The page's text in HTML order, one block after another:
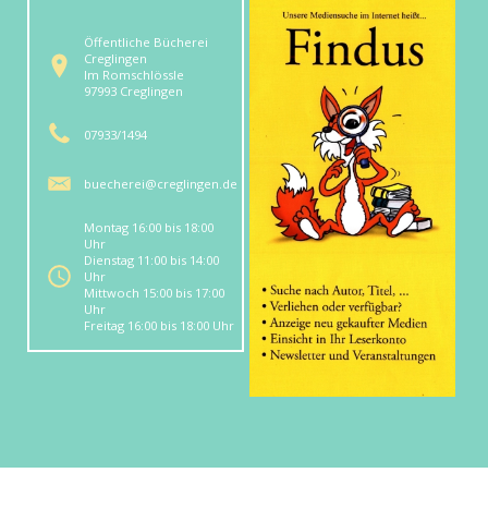
Öffentliche Bücherei
Creglingen
Im Romschlössle
97993 Creglingen
07933/1494
buecherei@creglingen.de
Montag 16:00 bis 18:00
Uhr
Dienstag 11:00 bis 14:00
Uhr
Mittwoch 15:00 bis 17:00
Uhr
Freitag 16:00 bis 18:00 Uhr